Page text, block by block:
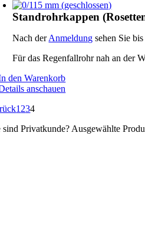
Standrohrkappen
Nach derAnmeldung sehen Sie
Für das Regenfallrohr nah an der
den Warenkorb
anschauen
1 234
sind Privatkunde? Ausgewählte